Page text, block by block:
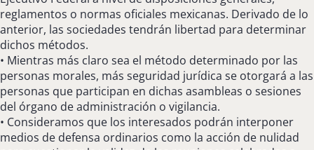
reglamentos o normas oficiales mexicanas. Derivado de lo
anterior, las sociedades tendrán libertad para determinar
dichos métodos.
• Mientras más claro sea el método determinado por las
personas morales, más seguridad jurídica se otorgará a las
personas que participan en dichas asambleas o sesiones
del órgano de administración o vigilancia.
• Consideramos que los interesados podrán interponer
medios de defensa ordinarios como la acción de nulidad